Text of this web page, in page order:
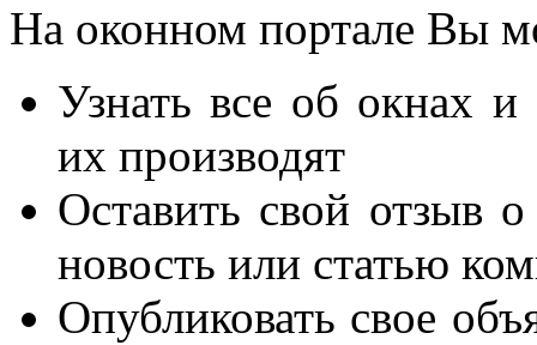
На оконном портале Вы
Узнать все об окнах и
их производят
Оставить свой отзыв
новость или статью
Опубликовать свое